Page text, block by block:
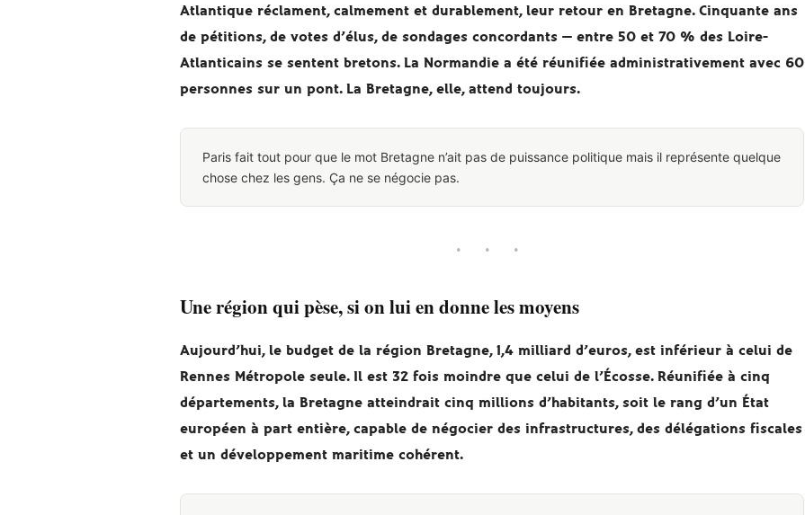
Atlantique réclament, calmement et durablement, leur retour en Bretagne. Cinquante ans
de pétitions, de votes d’élus, de sondages concordants — entre 50 et 70 % des Loire-
Atlanticains se sentent bretons. La Normandie a été réunifiée administrativement avec 60
personnes sur un pont. La Bretagne, elle, attend toujours.
Paris fait tout pour que le mot Bretagne n’ait pas de puissance politique mais il représente quelque
chose chez les gens. Ça ne se négocie pas.
· · ·
Une région qui pèse, si on lui en donne les moyens
Aujourd’hui, le budget de la région Bretagne, 1,4 milliard d’euros, est inférieur à celui de
Rennes Métropole seule. Il est 32 fois moindre que celui de l’Écosse. Réunifiée à cinq
départements, la Bretagne atteindrait cinq millions d’habitants, soit le rang d’un État
européen à part entière, capable de négocier des infrastructures, des délégations fiscales
et un développement maritime cohérent.